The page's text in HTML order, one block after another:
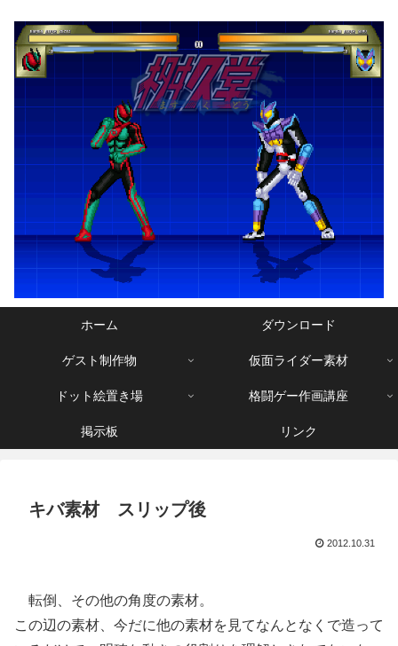
ホーム ダウンロード
ゲスト制作物 仮面ライダー素材
ドット絵置き場 格闘ゲー作画講座
掲示板 リンク
キバ素材 スリップ後
2012.10.31
転倒、その他の角度の素材。
この辺の素材、今だに他の素材を見てなんとなくで造って